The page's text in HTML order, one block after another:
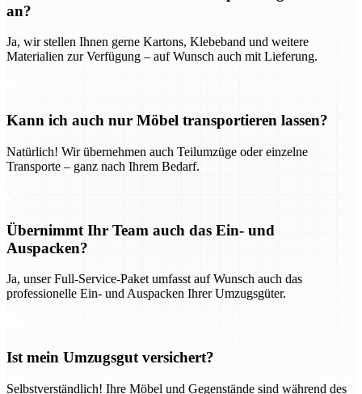
an?
Ja, wir stellen Ihnen gerne Kartons, Klebeband und weitere
Materialien zur Verfügung – auf Wunsch auch mit Lieferung.
Kann ich auch nur Möbel transportieren lassen?
Natürlich! Wir übernehmen auch Teilumzüge oder einzelne
Transporte – ganz nach Ihrem Bedarf.
Übernimmt Ihr Team auch das Ein- und
Auspacken?
Ja, unser Full-Service-Paket umfasst auf Wunsch auch das
professionelle Ein- und Auspacken Ihrer Umzugsgüter.
Ist mein Umzugsgut versichert?
Selbstverständlich! Ihre Möbel und Gegenstände sind während des